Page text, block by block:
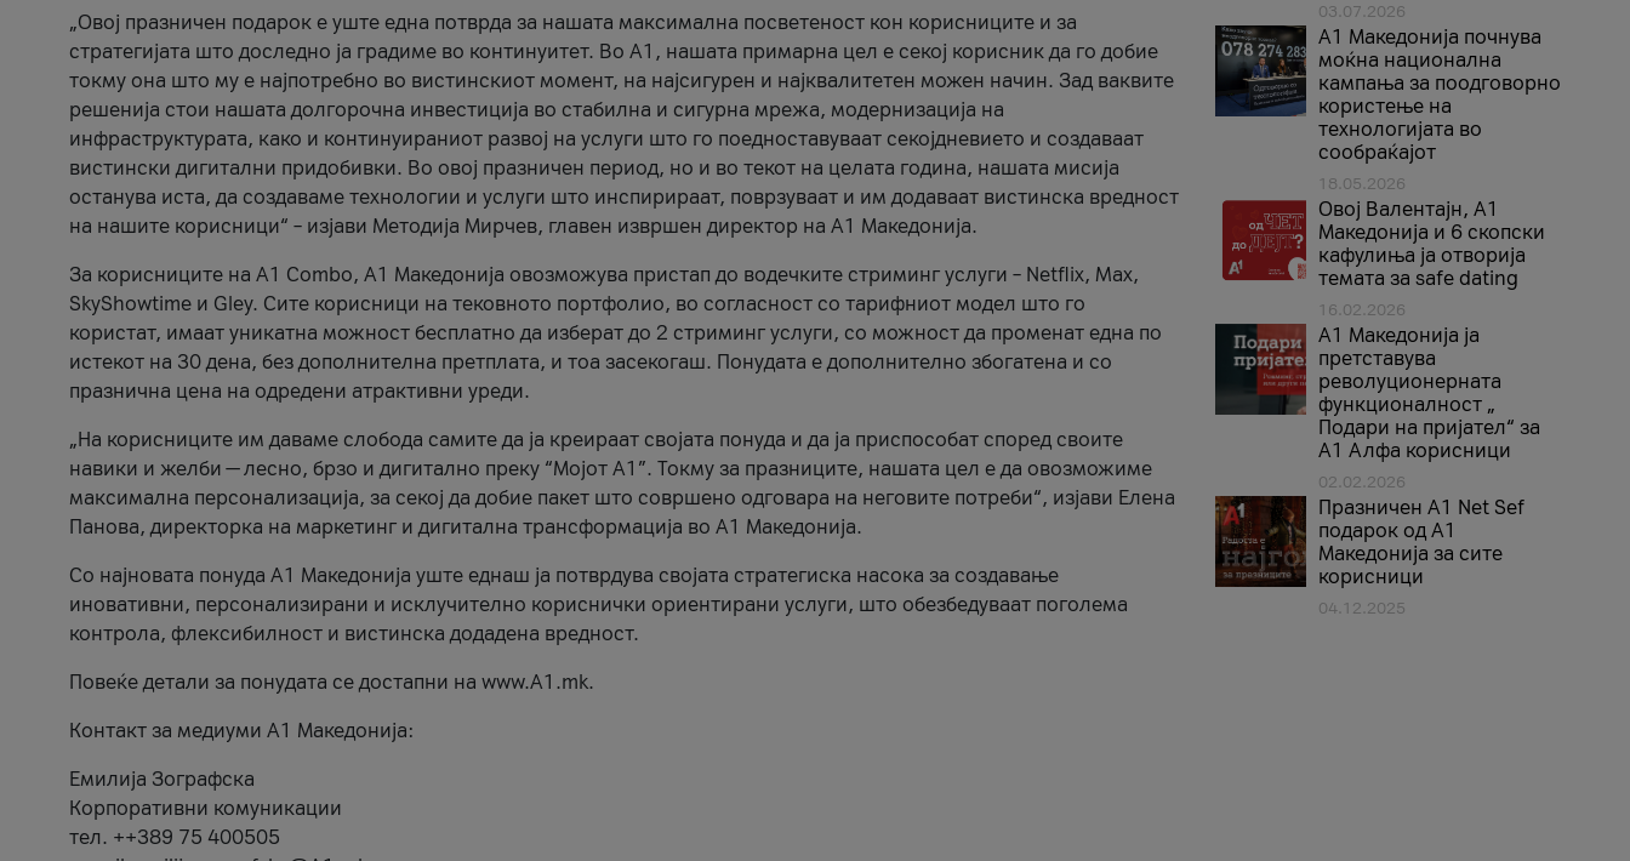
„Овој празничен подарок е уште една потврда за нашата максимална посветеност кон корисниците и за
стратегијата што доследно ја градиме во континуитет. Во А1, нашата примарна цел е секој корисник да го добие
токму она што му е најпотребно во вистинскиот момент, на најсигурен и најквалитетен можен начин. Зад ваквите
решенија стои нашата долгорочна инвестиција во стабилна и сигурна мрежа, модернизација на
инфраструктурата, како и континуираниот развој на услуги што го поедноставуваат секојдневието и создаваат
вистински дигитални придобивки. Во овој празничен период, но и во текот на целата година, нашата мисија
останува иста, да создаваме технологии и услуги што инспирираат, поврзуваат и им додаваат вистинска вредност
на нашите корисници“ – изјави Методија Мирчев, главен извршен директор на А1 Македонија.
За корисниците на A1 Combo, А1 Македонија овозможува пристап до водечките стриминг услуги – Netflix, Max,
SkyShowtime и Gley. Сите корисници на тековното портфолио, во согласност со тарифниот модел што го
користат, имаат уникатна можност бесплатно да изберат до 2 стриминг услуги, со можност да променат една по
истекот на 30 дена, без дополнителна претплата, и тоа засекогаш. Понудата е дополнително збогатена и со
празнична цена на одредени атрактивни уреди.
„На корисниците им даваме слобода самите да ја креираат својата понуда и да ја приспособат според своите
навики и желби — лесно, брзо и дигитално преку “Мојот А1”. Токму за празниците, нашата цел е да овозможиме
максимална персонализација, за секој да добие пакет што совршено одговара на неговите потреби“, изјави Елена
Панова, директорка на маркетинг и дигитална трансформација во А1 Македонија.
Со најновата понуда А1 Македонија уште еднаш ја потврдува својата стратегиска насока за создавање
иновативни, персонализирани и исклучително кориснички ориентирани услуги, што обезбедуваат поголема
контрола, флексибилност и вистинска додадена вредност.
Повеќе детали за понудата се достапни на www.А1.mk.
Контакт за медиуми А1 Македонија:
Емилија Зографска
Корпоративни комуникации
тел. ++389 75 400505
03.07.2026
A1 Македонија почнува
моќна национална
кампања за поодговорно
користење на
технологијата во
сообраќајот
18.05.2026
Овој Валентајн, A1
Македонија и 6 скопски
кафулиња ја отворија
темата за safe dating
16.02.2026
А1 Македонија ја
претставува
револуционерната
функционалност „
Подари на пријател“ за
А1 Алфа корисници
02.02.2026
Празничен A1 Net Sеf
подарок од А1
Македонија за сите
корисници
04.12.2025